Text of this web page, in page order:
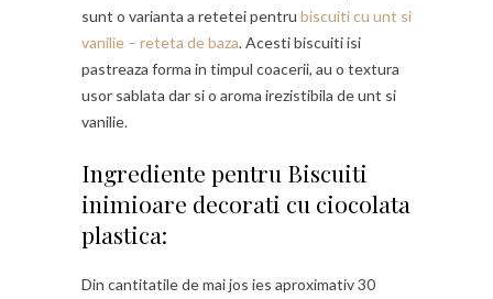
sunt o varianta a retetei pentru biscuiti cu unt si
vanilie – reteta de baza. Acesti biscuiti isi
pastreaza forma in timpul coacerii, au o textura
usor sablata dar si o aroma irezistibila de unt si
vanilie.
Ingrediente pentru Biscuiti
inimioare decorati cu ciocolata
plastica:
Din cantitatile de mai jos ies aproximativ 30